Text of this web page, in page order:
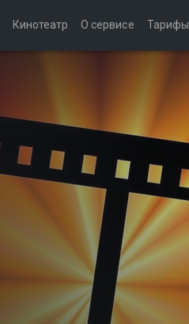
Кинотеатр О сервисе Тарифы